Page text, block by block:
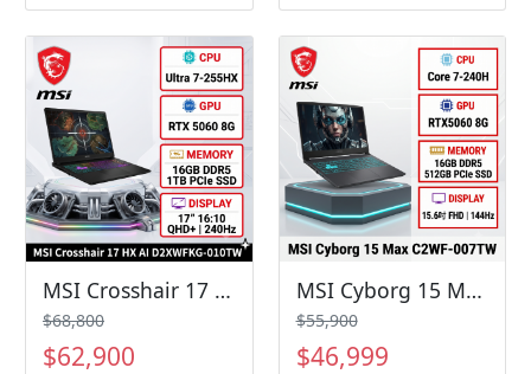
率, IPS等級面板 獨立顯卡
模式(MUX獨顯直連設計)
，推升效能至全新境界 獨
家Cooler Boost 5 高效散
熱設計 獨家微星AI智慧引
擎針對使用情境自動切換
最佳效能模式 MSI App
Player 軟體，用電競筆電
暢玩手遊 支援播放高解析
音樂 Wi-Fi 6E提供極速無
線網路體驗 Windows 11
Home​
效Ada Lovelace架構及
Max-Q 技術 獨立顯卡模
式將GPU效能推升至全新
境界 微星 AI 智慧引擎針
對使用情境自動調整系統
設定，實現最佳效能表現
18吋 QHD+, 240Hz更新
率, 100% DCI-P3, IPS等
級電競面板 24區RGB全彩
背光電競鍵盤 獨家Cooler
Boost 5 高效散熱技術搭
配6散熱導管 支援播放高
解析音樂 Windows 11
Home
MSI Crosshair 17 HX AI D2XWFKG-010TW 微星超滿血高效電競筆電/Ultra 7-255HX/RTX5060 8G/16GB DDR5/1TB PCIe/17吋 16:10 QHD+ 240Hz/W11/RGB背光電競鍵盤🎈送保護套/滑鼠墊/鍵盤膜🎈
$68,800
$62,900
MSI Cyborg 15 Max C2WF-007TW 微星輕薄戰鬥電競筆電/Core 7-240H/RTX5060 8G/16GB DDR5/512GB PCIe/15.6吋 FHD 144Hz/W11🎈送保護套/滑鼠墊/鍵盤膜🎈
$55,900
$46,999